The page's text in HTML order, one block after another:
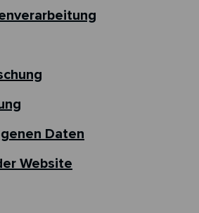
Daten
Website